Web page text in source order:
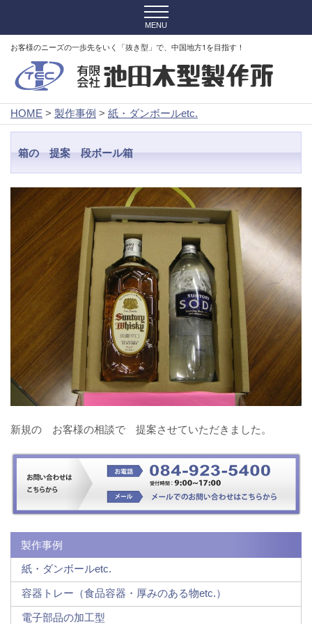
お客様のニーズの一歩先をいく「抜き型」で、中国地方1を目指す！
HOME > 製作事例 > 紙・ダンボールetc.
箱の 提案 段ボール箱
新規の お客様の相談で 提案させていただきました。
製作事例
紙・ダンボールetc.
容器トレー（食品容器・厚みのある物etc.）
電子部品の加工型